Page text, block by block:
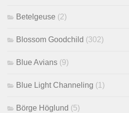
Betelgeuse (2)
Blossom Goodchild (302)
Blue Avians (9)
Blue Light Channeling (1)
Börge Höglund (5)